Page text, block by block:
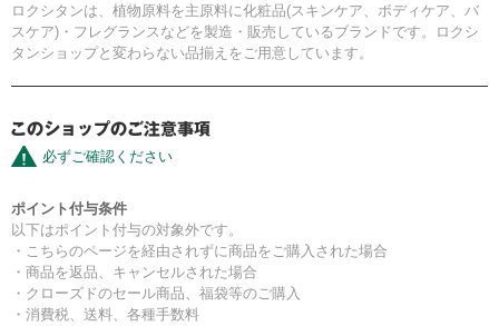
ロクシタンは、植物原料を主原料に化粧品(スキンケア、ボディケア、バ
スケア)・フレグランスなどを製造・販売しているブランドです。ロクシ
タンショップと変わらない品揃えをご用意しています。
必ずご確認ください
ポイント付与条件
以下はポイント付与の対象外です。
・こちらのページを経由されずに商品をご購入された場合
・商品を返品、キャンセルされた場合
・クローズドのセール商品、福袋等のご購入
・消費税、送料、各種手数料